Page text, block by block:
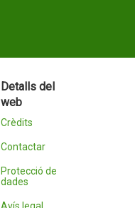
Detalls del
web
Crèdits
Contactar
Protecció de
dades